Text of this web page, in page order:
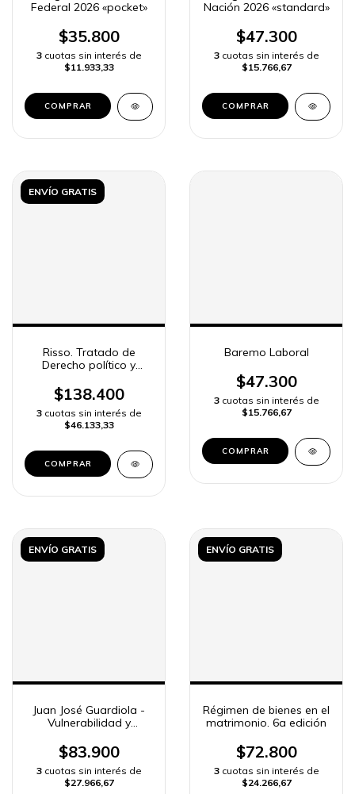
Federal 2026 «pocket»
$35.800
3 cuotas sin interés de
$11.933,33
COMPRAR
Nación 2026 «standard»
$47.300
3 cuotas sin interés de
$15.766,67
COMPRAR
ENVÍO GRATIS
Risso. Tratado de
Derecho político y
$138.400
3 cuotas sin interés de
$46.133,33
COMPRAR
Baremo Laboral
$47.300
3 cuotas sin interés de
$15.766,67
COMPRAR
ENVÍO GRATIS
Juan José Guardiola -
Vulnerabilidad y
$83.900
3 cuotas sin interés de
$27.966,67
ENVÍO GRATIS
Régimen de bienes en el
matrimonio. 6a edición
$72.800
3 cuotas sin interés de
$24.266,67